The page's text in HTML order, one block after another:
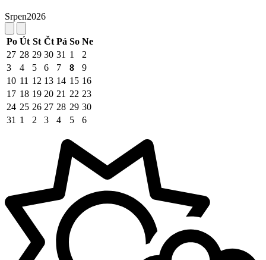
Srpen2026
Po Út St Čt Pá So Ne
27 28 29 30 31 1
2
3
4 5 6 7 8
9
10 11 12 13 14 15 16
17 18 19 20 21 22 23
24 25 26 27 28 29 30
31 1 2 3 4 5 6